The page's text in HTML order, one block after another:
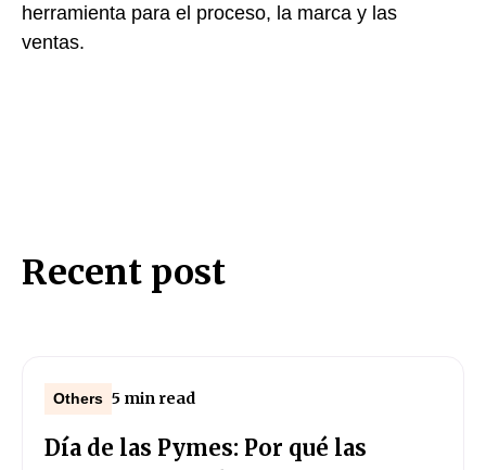
herramienta para el proceso, la marca y las
ventas.
Recent post
Others 5 min read
Día de las Pymes: Por qué las